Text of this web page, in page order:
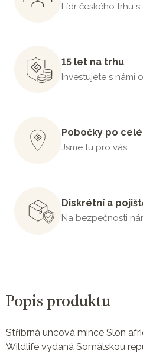
Lídr českého trhu
15 let na trhu
Investujete s námi
Pobočky po celé
Jsme tu pro vás
Diskrétní a
Na bezpečnosti
Popis produktu
Stříbrná uncová mince Slon
Wildlife vydaná Somálskou